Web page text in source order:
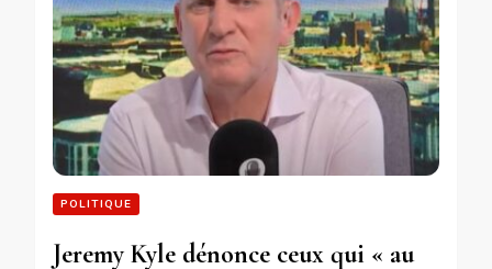
POLITIQUE
Jeremy Kyle dénonce ceux qui « au